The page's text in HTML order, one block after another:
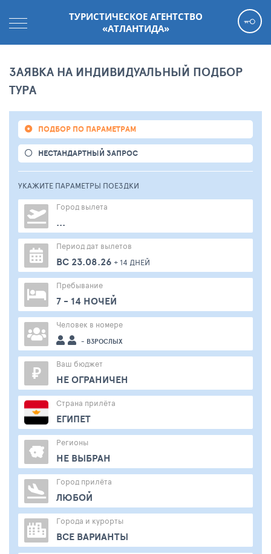
ТУРИСТИЧЕСКОЕ АГЕНТСТВО
«АТЛАНТИДА»
ЗАЯВКА НА ИНДИВИДУАЛЬНЫЙ ПОДБОР
ТУРА
ПОДБОР ПО ПАРАМЕТРАМ
НЕСТАНДАРТНЫЙ ЗАПРОС
УКАЖИТЕ ПАРАМЕТРЫ ПОЕЗДКИ
Город вылета
...
Период дат вылетов
ВС 23.08.26 + 14 ДНЕЙ
Пребывание
7 - 14 НОЧЕЙ
Человек в номере
- ВЗРОСЛЫХ
₽ Ваш бюджет
НЕ ОГРАНИЧЕН
Страна прилёта
ЕГИПЕТ
Регионы
НЕ ВЫБРАН
Город прилёта
ЛЮБОЙ
Города и курорты
ВСЕ ВАРИАНТЫ